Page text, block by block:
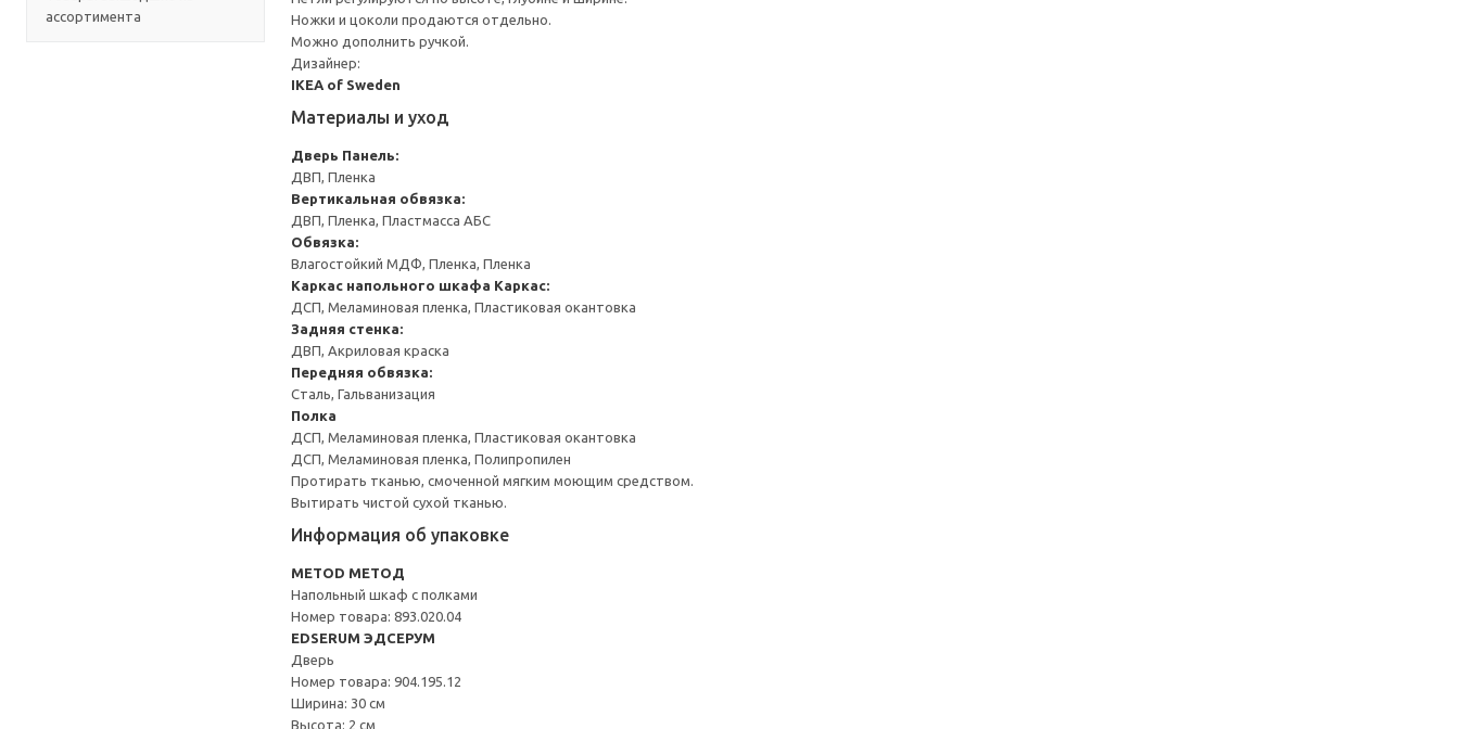
ассортимента
Ножки и цоколи продаются отдельно.
Можно дополнить ручкой.
Дизайнер:
IKEA of Sweden
Материалы и уход
Дверь Панель:
ДВП, Пленка
Вертикальная обвязка:
ДВП, Пленка, Пластмасса АБС
Обвязка:
Влагостойкий МДФ, Пленка, Пленка
Каркас напольного шкафа Каркас:
ДСП, Меламиновая пленка, Пластиковая окантовка
Задняя стенка:
ДВП, Акриловая краска
Передняя обвязка:
Сталь, Гальванизация
Полка
ДСП, Меламиновая пленка, Пластиковая окантовка
ДСП, Меламиновая пленка, Полипропилен
Протирать тканью, смоченной мягким моющим средством.
Вытирать чистой сухой тканью.
Информация об упаковке
METOD МЕТОД
Напольный шкаф с полками
Номер товара: 893.020.04
EDSERUM ЭДСЕРУМ
Дверь
Номер товара: 904.195.12
Ширина: 30 см
Высота: 2 см